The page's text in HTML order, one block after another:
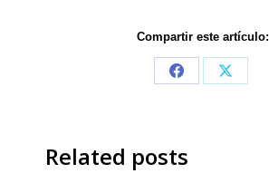
Compartir este artículo:
Share
Share
Related posts